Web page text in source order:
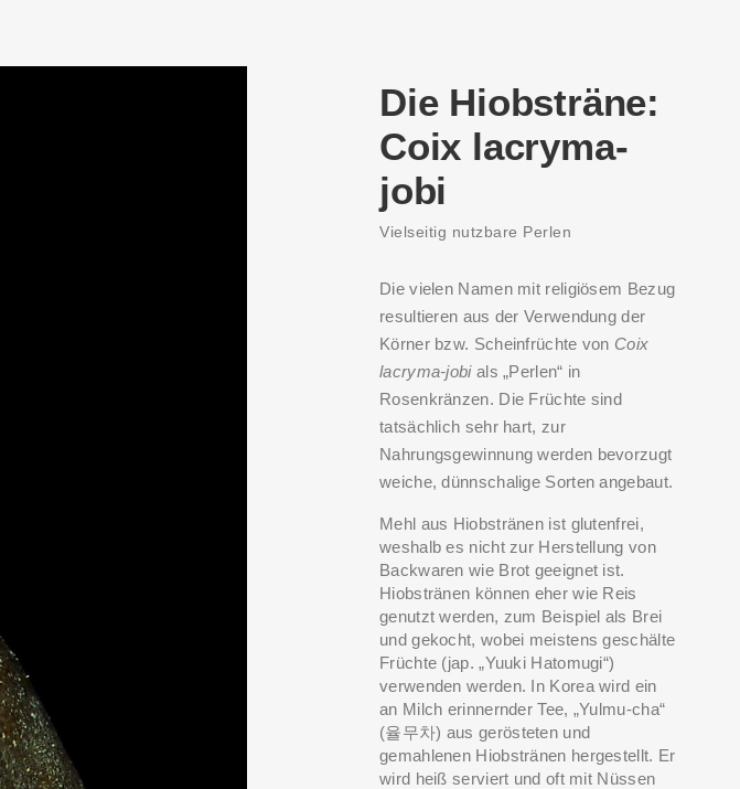
Die Hiobsträne:
Coix lacryma-
jobi
Vielseitig nutzbare Perlen
Die vielen Namen mit religiösem Bezug
resultieren aus der Verwendung der
Körner bzw. Scheinfrüchte von Coix
lacryma-jobials „Perlen“ in
Rosenkränzen. Die Früchte sind
tatsächlich sehr hart, zur
Nahrungsgewinnung werden bevorzugt
weiche, dünnschalige Sorten angebaut.
Mehl aus Hiobstränen ist glutenfrei,
weshalb es nicht zur Herstellung von
Backwaren wie Brot geeignet ist.
Hiobstränen können eher wie Reis
genutzt werden, zum Beispiel als Brei
und gekocht, wobei meistens geschälte
Früchte (jap. „Yuuki Hatomugi“)
verwenden werden. In Korea wird ein
an Milch erinnernder Tee, „Yulmu-cha“
(율무차) aus gerösteten und
gemahlenen Hiobstränen hergestellt. Er
wird heiß serviert und oft mit Nüssen